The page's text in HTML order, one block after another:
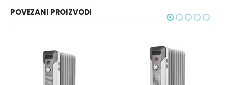
POVEZANI PROIZVODI